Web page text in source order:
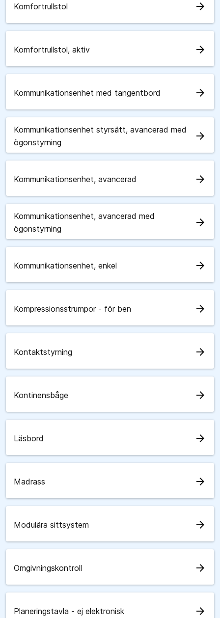
Komfortrullstol arrow_forward
Komfortrullstol, aktiv arrow_forward
Kommunikationsenhet med tangentbord arrow_forward
Kommunikationsenhet styrsätt, avancerad med
ögonstyrning
arrow_forward
Kommunikationsenhet, avancerad arrow_forward
Kommunikationsenhet, avancerad med
ögonstyrning
arrow_forward
Kommunikationsenhet, enkel arrow_forward
Kompressionsstrumpor - för ben arrow_forward
Kontaktstyrning arrow_forward
Kontinensbåge arrow_forward
Läsbord arrow_forward
Madrass arrow_forward
Modulära sittsystem arrow_forward
Omgivningskontroll arrow_forward
Planeringstavla - ej elektronisk arrow_forward